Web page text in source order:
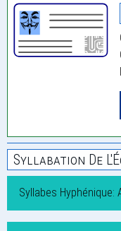
Syllabation De
Syllabes Hyphénique: